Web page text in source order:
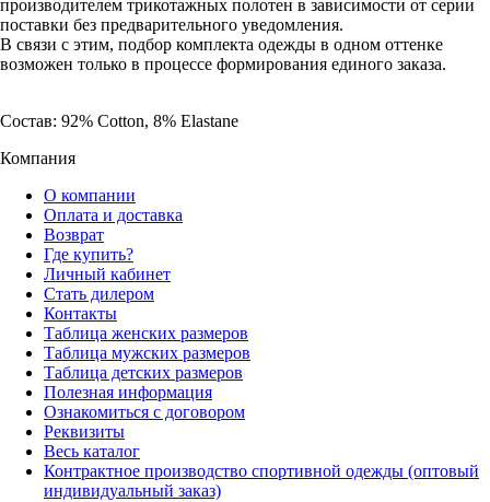
производителем трикотажных полотен в зависимости от серии
поставки без предварительного уведомления.
В связи с этим, подбор комплекта одежды в одном оттенке
возможен только в процессе формирования единого заказа.
Состав: 92% Cotton, 8% Elastane
Компания
О компании
Оплата и доставка
Возврат
Где купить?
Личный кабинет
Стать дилером
Контакты
Таблица женских размеров
Таблица мужских размеров
Таблица детских размеров
Полезная информация
Ознакомиться с договором
Реквизиты
Весь каталог
Контрактное производство спортивной одежды (оптовый
индивидуальный заказ)